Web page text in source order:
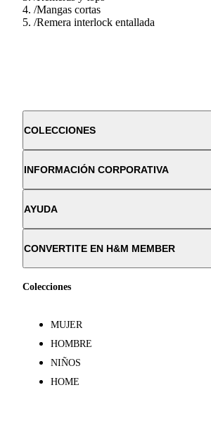
/Mangas cortas
/Remera interlock entallada
COLECCIONES
INFORMACIÓN CORPORATIVA
AYUDA
CONVERTITE EN H&M MEMBER
Colecciones
MUJER
HOMBRE
NIÑOS
HOME